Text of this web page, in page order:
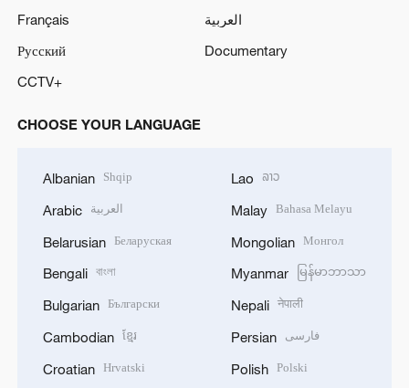
Français
العربية
Русский
Documentary
CCTV+
CHOOSE YOUR LANGUAGE
Albanian Shqip
Arabic العربية
Belarusian Беларуская
Bengali বাংলা
Bulgarian Български
Cambodian ខ្មែរ
Croatian Hrvatski
Lao ລາວ
Malay Bahasa Melayu
Mongolian Монгол
Myanmar မြန်မာဘာသာ
Nepali नेपाली
Persian فارسی
Polish Polski